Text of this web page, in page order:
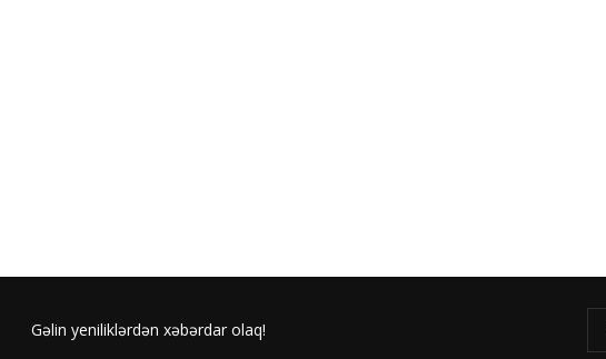
Gəlin yeniliklərdən xəbərdar olaq!